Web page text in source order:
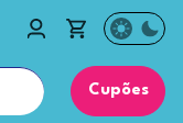
Cupões